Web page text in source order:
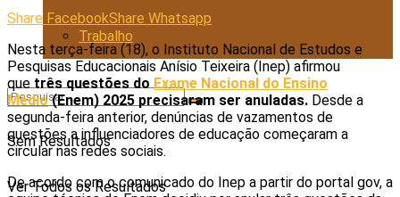
Trabalho
Sem Resultados
Ver Todos os Resultados
Share FacebookShare Whatsapp
Nesta terça-feira (18), o Instituto Nacional de Estudos e
Pesquisas Educacionais Anísio Teixeira (Inep) afirmou
quetrês questões doExame Nacional do Ensino
Médio(Enem) 2025 precisaram ser anuladas. Desde a
segunda-feira anterior, denúncias de vazamentos de
questões a influenciadores de educação começaram a
circular nas redes sociais.
De acordo com o comunicado do Inep a partir do portal gov, a